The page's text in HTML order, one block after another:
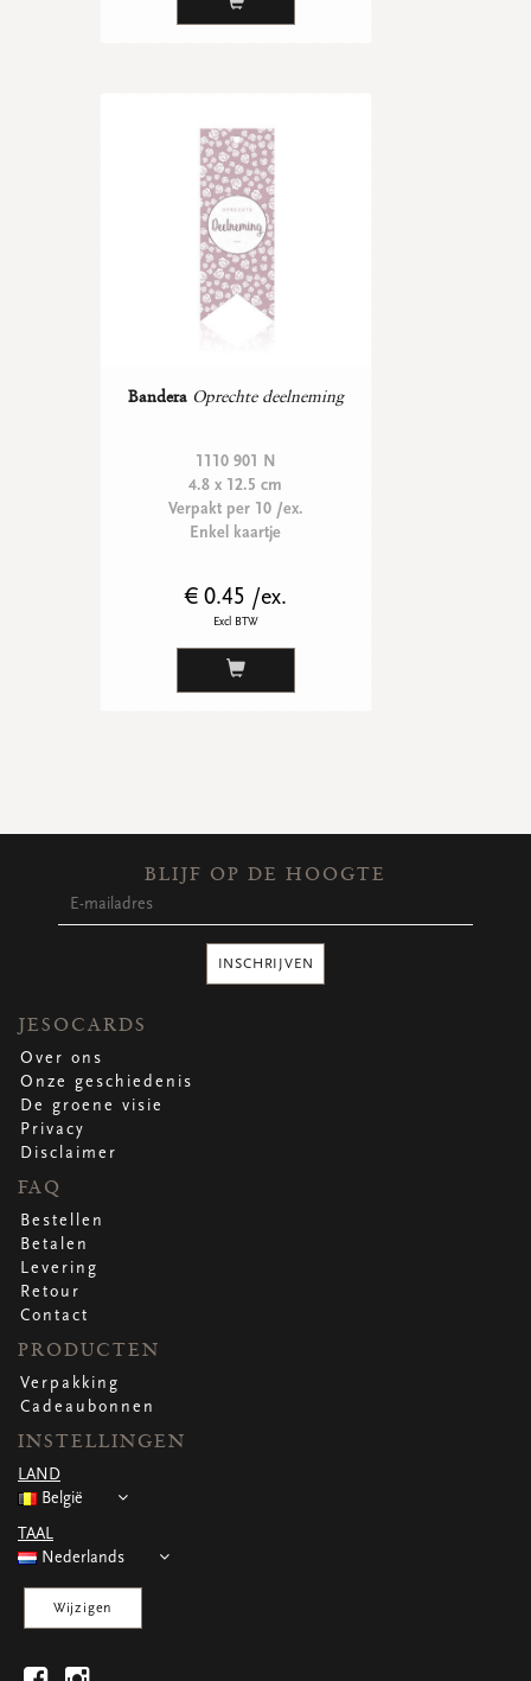
Bandera Oprechte deelneming
1110 901 N
4.8 x 12.5 cm
Verpakt per 10 /ex.
Enkel kaartje
€ 0.45 /ex.
Excl BTW
BLIJF OP DE HOOGTE
INSCHRIJVEN
JESOCARDS
Over ons
Onze geschiedenis
De groene visie
Privacy
Disclaimer
FAQ
Bestellen
Betalen
Levering
Retour
Contact
PRODUCTEN
Verpakking
Cadeaubonnen
INSTELLINGEN
LAND
België
TAAL
Nederlands
Wijzigen